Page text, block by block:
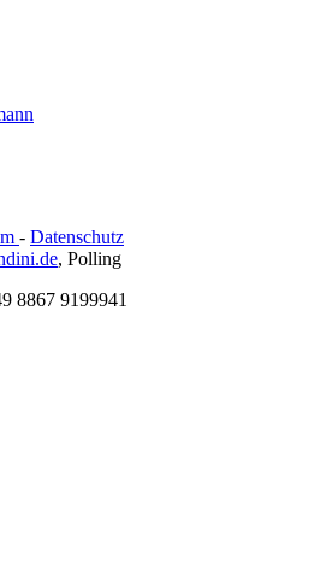
- Datenschutz
, Polling
8867 9199941